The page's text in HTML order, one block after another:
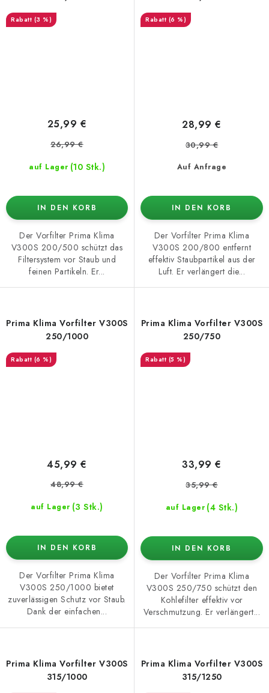
(3 %)
auf Lager (10 Stk.)
25,99 €
26,99 €
IN DEN KORB
Der Vorfilter Prima Klima
V300S 200/500 schützt das
Filtersystem vor Staub und
feinen Partikeln. Er...
(6 %)
Auf Anfrage
28,99 €
30,99 €
IN DEN KORB
Der Vorfilter Prima Klima
V300S 200/800 entfernt
effektiv Staubpartikel aus der
Luft. Er verlängert die...
Prima Klima Vorfilter V300S
250/1000
(6 %)
auf Lager (3 Stk.)
45,99 €
48,99 €
IN DEN KORB
Der Vorfilter Prima Klima
V300S 250/1000 bietet
zuverlässigen Schutz vor Staub.
Dank der einfachen...
Prima Klima Vorfilter V300S
250/750
(5 %)
auf Lager (4 Stk.)
33,99 €
35,99 €
IN DEN KORB
Der Vorfilter Prima Klima
V300S 250/750 schützt den
Kohlefilter effektiv vor
Verschmutzung. Er verlängert...
Prima Klima Vorfilter V300S
315/1000
Prima Klima Vorfilter V300S
315/1250